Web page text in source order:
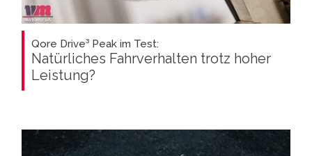
Qore Drive³ Peak im Test:
Natürliches Fahrverhalten trotz hoher
Leistung?